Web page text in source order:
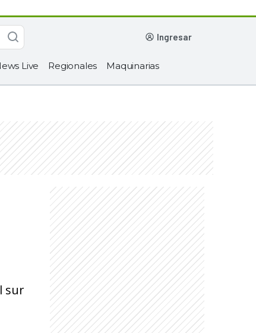
ingresar
Live Regionales Maquinarias
sur